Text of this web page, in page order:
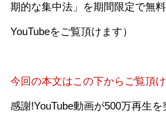
期的な集中法」を期間限定で無
YouTubeをご覧頂けます）
今回の本文はこの下からご覧頂け
感謝!YouTube動画が500万再生を